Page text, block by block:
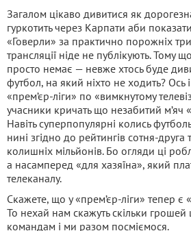
Загалом цікаво дивитися як
гуркотить через Карпати аби
«Говерли» за практично порожніх
трансляції ніде не публікують. Тому
просто немає — невже хтось буде
футбол, на який ніхто не ходить? Ось
«прем’єр-ліги» по «вимкнутому
учасники кричать що незабитий м’яч
Навіть суперпопулярні колись
нині згідно до рейтингів сотня-друга
колишніх мільйонів. Бо огляди ці
а насамперед «для хазяїна», який
телеканалу.
Скажете, що у «прем’єр-ліги» тепер є
То нехай нам скажуть скільки
командам і ми разом посміємося.